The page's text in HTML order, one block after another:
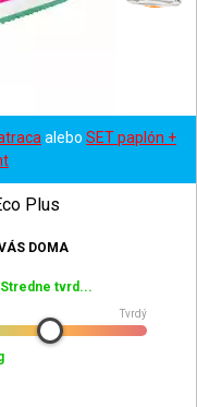
alebo SET paplón +
Plus
DOMA
tvrd...
Tvrdý